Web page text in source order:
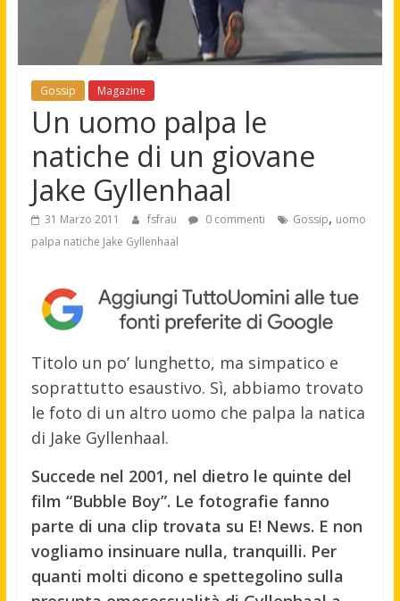
Gossip Magazine
Un uomo palpa le
natiche di un giovane
Jake Gyllenhaal
31 Marzo 2011 fsfrau 0 commenti Gossip, uomo
palpa natiche Jake Gyllenhaal
Titolo un po’ lunghetto, ma simpatico e
soprattutto esaustivo. Sì, abbiamo trovato
le foto di un altro uomo che palpa la natica
di Jake Gyllenhaal.
Succede nel 2001, nel dietro le quinte del
film “Bubble Boy”. Le fotografie fanno
parte di una clip trovata su E! News. E non
vogliamo insinuare nulla, tranquilli. Per
quanti molti dicono e spettegolino sulla